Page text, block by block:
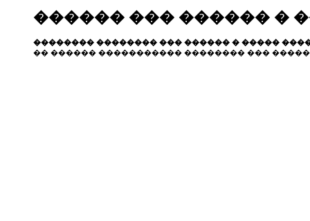
������ ��� ������ �
�������� �������� ��� ������ � �����
�� ������ ����������� �������� ���